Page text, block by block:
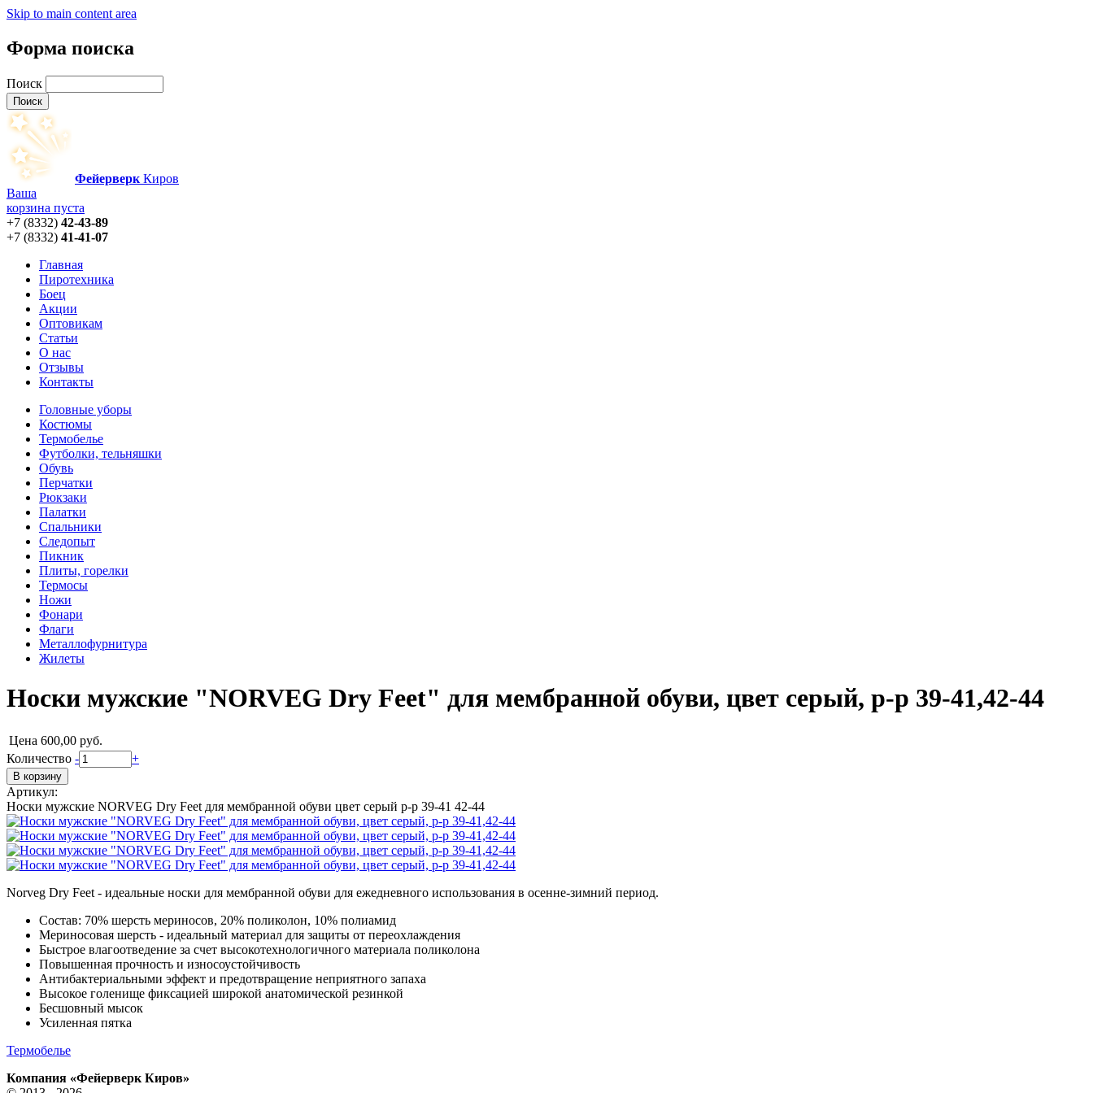
Skip to main content area
Форма поиска
Поиск
Фейерверк Киров
Ваша
корзина пуста
+7 (8332) 42-43-89
+7 (8332) 41-41-07
Главная
Пиротехника
Боец
Акции
Оптовикам
Статьи
О нас
Отзывы
Контакты
Головные уборы
Костюмы
Термобелье
Футболки, тельняшки
Обувь
Перчатки
Рюкзаки
Палатки
Спальники
Следопыт
Пикник
Плиты, горелки
Термосы
Ножи
Фонари
Флаги
Металлофурнитура
Жилеты
Носки мужские "NORVEG Dry Feet" для мембранной обуви, цвет серый, р-р 39-41,42-44
Цена 600,00 руб.
Количество - +
Артикул:
Носки мужские NORVEG Dry Feet для мембранной обуви цвет серый р-р 39-41 42-44
Norveg Dry Feet - идеальные носки для мембранной обуви для ежедневного использования в осенне-зимний период.
Состав: 70% шерсть мериносов, 20% поликолон, 10% полиамид
Мериносовая шерсть - идеальный материал для защиты от переохлаждения
Быстрое влагоотведение за счет высокотехнологичного материала поликолона
Повышенная прочность и износоустойчивость
Антибактериальными эффект и предотвращение неприятного запаха
Высокое голенище фиксацией широкой анатомической резинкой
Бесшовный мысок
Усиленная пятка
Термобелье
Компания «Фейерверк Киров»